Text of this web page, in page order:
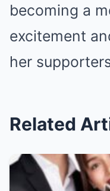
becoming a
excitement
her
Related